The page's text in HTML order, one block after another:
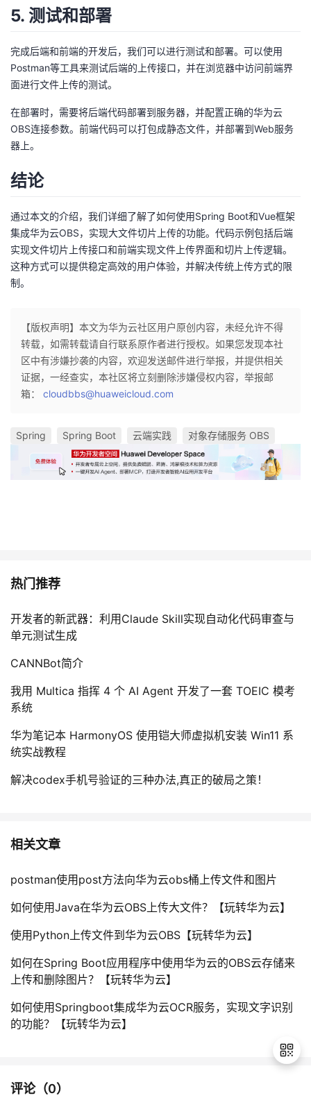
5. 测试和部署
完成后端和前端的开发后，我们可以进行测试和部署。可以使用
Postman等工具来测试后端的上传接口，并在浏览器中访问前端界
面进行文件上传的测试。
在部署时，需要将后端代码部署到服务器，并配置正确的华为云
OBS连接参数。前端代码可以打包成静态文件，并部署到Web服务
器上。
结论
通过本文的介绍，我们详细了解了如何使用Spring Boot和Vue框架
集成华为云OBS，实现大文件切片上传的功能。代码示例包括后端
实现文件切片上传接口和前端实现文件上传界面和切片上传逻辑。
这种方式可以提供稳定高效的用户体验，并解决传统上传方式的限
制。
【版权声明】本文为华为云社区用户原创内容，未经允许不得
转载，如需转载请自行联系原作者进行授权。如果您发现本社
区中有涉嫌抄袭的内容，欢迎发送邮件进行举报，并提供相关
证据，一经查实，本社区将立刻删除涉嫌侵权内容，举报邮
箱： cloudbbs@huaweicloud.com
Spring Spring Boot 云端实践 对象存储服务 OBS
热门推荐
开发者的新武器：利用Claude Skill实现自动化代码审查与
单元测试生成
CANNBot简介
我用 Multica 指挥 4 个 AI Agent 开发了一套 TOEIC 模考
系统
华为笔记本 HarmonyOS 使用铠大师虚拟机安装 Win11 系
统实战教程
解决codex手机号验证的三种办法,真正的破局之策！
相关文章
postman使用post方法向华为云obs桶上传文件和图片
如何使用Java在华为云OBS上传大文件？【玩转华为云】
使用Python上传文件到华为云OBS【玩转华为云】
如何在Spring Boot应用程序中使用华为云的OBS云存储来
上传和删除图片？【玩转华为云】
如何使用Springboot集成华为云OCR服务，实现文字识别
的功能？【玩转华为云】
评论（0）